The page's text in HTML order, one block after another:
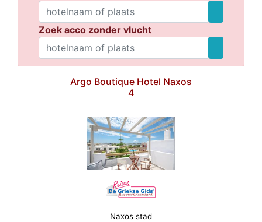
Zoek acco zonder vlucht
Argo Boutique Hotel Naxos
4
Naxos stad